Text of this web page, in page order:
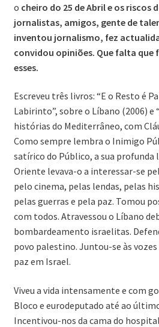
o cheiro do 25 de Abril e os riscos
jornalistas, amigos, gente de
inventou jornalismo, fez
convidou opiniões. Que falta que
esses.
Escreveu três livros: “E o Resto é
Labirinto”, sobre o Líbano (2006) e
histórias do Mediterrâneo, com
Como sempre lembra o Inimigo
satírico do Público, a sua profunda
Oriente levava-o a interessar-se
pelo cinema, pelas lendas, pelas
pelas guerras e pela paz. Tomou
com todos. Atravessou o Líbano
bombardeamento israelitas.
povo palestino. Juntou-se às
paz em Israel.
Viveu a vida intensamente e com
Bloco e eurodeputado até ao
Incentivou-nos da cama do